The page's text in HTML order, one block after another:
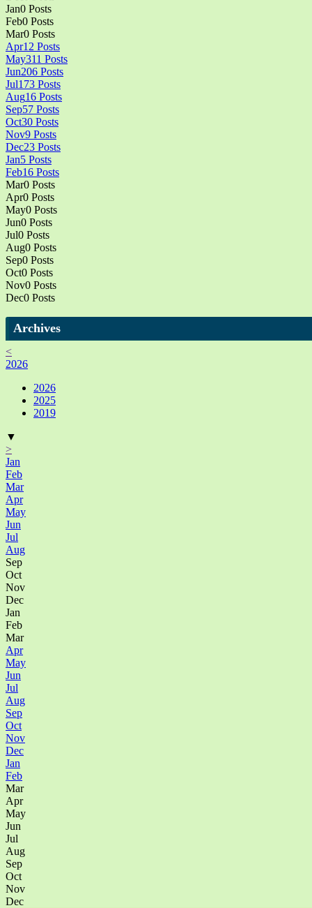
Jan0 Posts
Feb0 Posts
Mar0 Posts
Apr12 Posts
May311 Posts
Jun206 Posts
Jul173 Posts
Aug16 Posts
Sep57 Posts
Oct30 Posts
Nov9 Posts
Dec23 Posts
Jan5 Posts
Feb16 Posts
Mar0 Posts
Apr0 Posts
May0 Posts
Jun0 Posts
Jul0 Posts
Aug0 Posts
Sep0 Posts
Oct0 Posts
Nov0 Posts
Dec0 Posts
Archives
<
2026
2026
2025
2019
▼
>
Jan
Feb
Mar
Apr
May
Jun
Jul
Aug
Sep
Oct
Nov
Dec
Jan
Feb
Mar
Apr
May
Jun
Jul
Aug
Sep
Oct
Nov
Dec
Jan
Feb
Mar
Apr
May
Jun
Jul
Aug
Sep
Oct
Nov
Dec